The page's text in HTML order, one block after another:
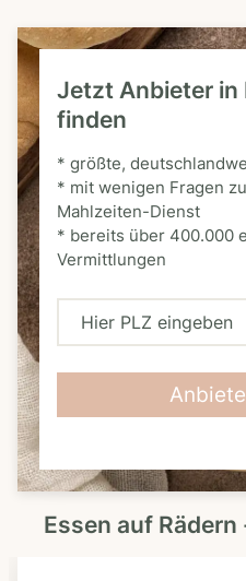
Jetzt Anbieter in
finden
* größte,
* mit wenigen Fragen
Mahlzeiten-Dienst
* bereits über 400.000
Vermittlungen
H
L
Z
Essen auf